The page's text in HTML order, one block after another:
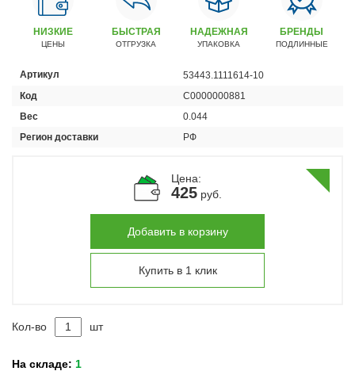
Запчасти
+7 (4162) 22-95-79
Сервисный центр
+7 (4162) 22–95–69
График работы: ПН-ПТ с 8.30 до 18.00 (+6 по МСК)
График работы сервис: ПН-СБ с 8.30 до 20.00
НИЗКИЕ
ЦЕНЫ
БЫСТРАЯ
ОТГРУЗКА
НАДЕЖНАЯ
УПАКОВКА
БРЕНДЫ
ПОДЛИННЫЕ
Артикул
53443.1111614-10
Код
С0000000881
Вес
0.044
Регион доставки
РФ
Цена:
425руб.
Добавить в корзину
Купить в 1 клик
Кол-во шт
На складе: 1